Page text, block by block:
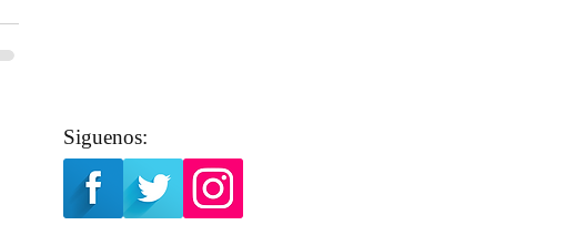
Siguenos: